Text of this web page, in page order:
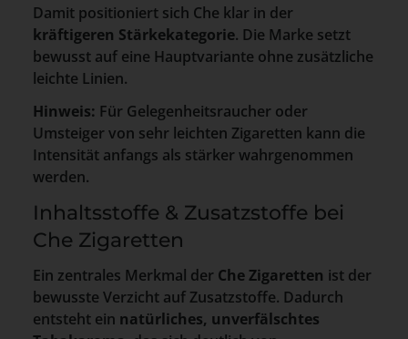
Damit positioniert sich Che klar in der
kräftigeren Stärkekategorie. Die Marke setzt
bewusst auf eine Hauptvariante ohne zusätzliche
leichte Linien.
Hinweis: Für Gelegenheitsraucher oder
Umsteiger von sehr leichten Zigaretten kann die
Intensität anfangs als stärker wahrgenommen
werden.
Inhaltsstoffe & Zusatzstoffe bei
Che Zigaretten
Ein zentrales Merkmal der Che Zigaretten ist der
bewusste Verzicht auf Zusatzstoffe. Dadurch
entsteht ein natürliches, unverfälschtes